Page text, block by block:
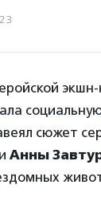
сюжет
Анны